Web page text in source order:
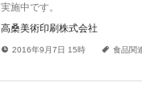
実施中です。
高桑美術印刷株式会社
! 2016年9月7日 15時 a 食品関